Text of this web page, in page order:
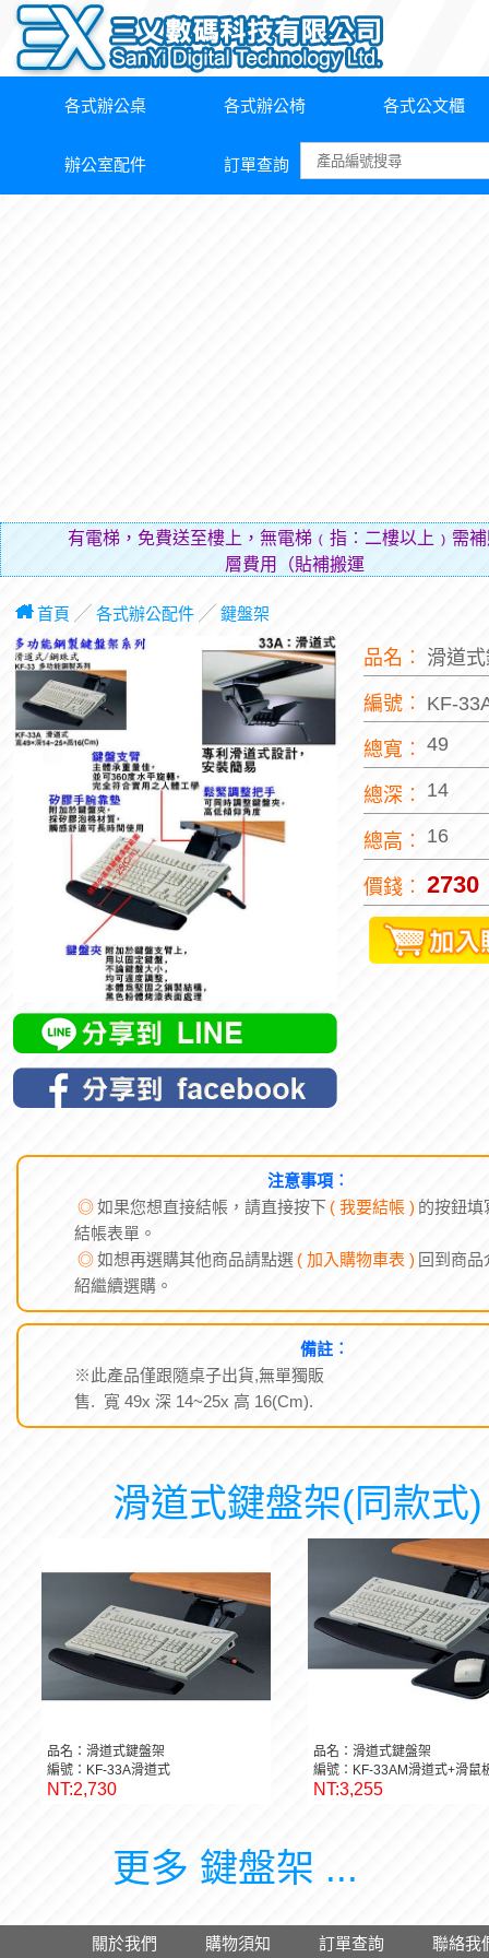
各式辦公桌 各式辦公椅 各式公文櫃
辦公室配件 訂單查詢
有電梯，免費送至樓上，無電梯﹙指︰二樓以上﹚需
層費用（貼補搬運人的辛
首頁 ╱ 各式辦公配件╱ 鍵盤架
品名︰ 滑道
編號︰ KF-
總寬︰ 49
總深︰ 14
總高︰ 16
價錢︰ 2730
注意事項︰
◎如果您想直接結帳，請直接按下 ( 我要結帳 ) 的按鈕填
結帳表單。
◎如想再選購其他商品請點選 ( 加入購物車表 ) 回到商品
紹繼續選購。
備註︰
※此產品僅跟隨桌子出貨,無單獨販
售. 寬 49x 深 14~25x 高 16(Cm).
滑道式鍵盤架(同款式)
品名：滑道式鍵盤架
編號：KF-33A滑道式
NT:2,730
品名：滑道式鍵盤架
編號：KF-33AM滑道式+滑鼠
NT:3,255
更多 鍵盤架 ...
關於我們 購物須知 訂單查詢 聯絡我